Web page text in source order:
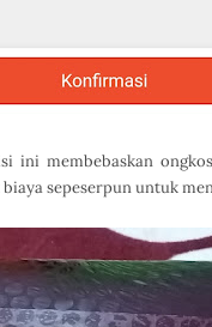
ini membebaskan
sepeserpun untuk